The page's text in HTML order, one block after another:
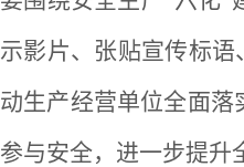
示影片、张贴宣传标语
动生产经营单位全面落
参与安全，进一步提升